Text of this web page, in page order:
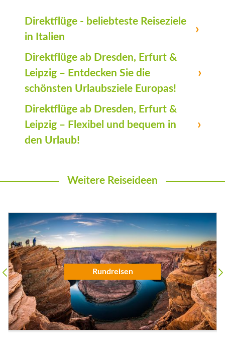
Direktflüge - beliebteste Reiseziele
in Italien
Direktflüge ab Dresden, Erfurt &
Leipzig – Entdecken Sie die
schönsten Urlaubsziele Europas!
Direktflüge ab Dresden, Erfurt &
Leipzig – Flexibel und bequem in
den Urlaub!
Weitere Reiseideen
Badeurlaub